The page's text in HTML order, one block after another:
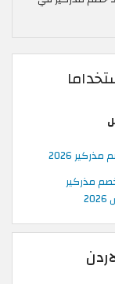
2026
مذركير